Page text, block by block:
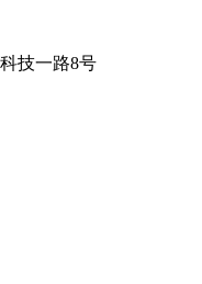
技一路8号